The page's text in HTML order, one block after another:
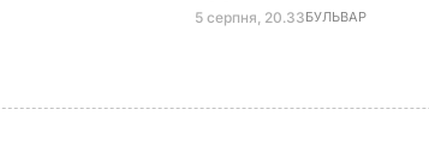
5 серпня, 20.33БУЛЬВАР